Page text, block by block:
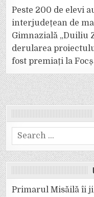
Peste 200 de elevi
interjudețean de
Gimnazială „Duiliu
derularea
fost premiați la
Search
for:
Primarul Misăilă îi